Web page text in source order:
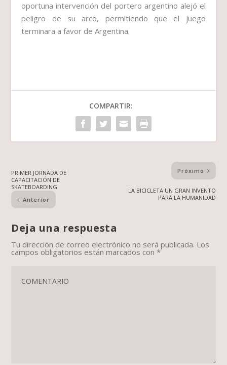
oportuna intervención del portero argentino alejó el
peligro de su arco, permitiendo que el juego
terminara a favor de Argentina.
COMPARTIR:
PRIMER JORNADA DE
CAPACITACIÓN DE
SKATEBOARDING
Anterior
Próximo
LA BICICLETA UN GRAN INVENTO
PARA LA HUMANIDAD
Deja una respuesta
Tu dirección de correo electrónico no será publicada. Los
campos obligatorios están marcados con*